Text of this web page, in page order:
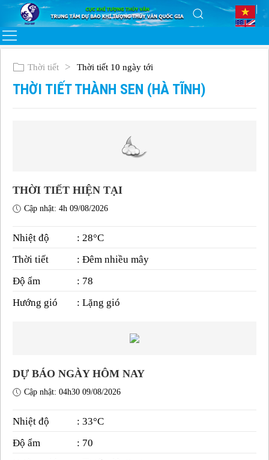
Thời tiết Thời tiết 10 ngày tới
THỜI TIẾT THÀNH SEN (HÀ TĨNH)
THỜI TIẾT HIỆN TẠI
Cập nhật: 4h 09/08/2026
Nhiệt độ
: 28°C
Thời tiết
: Đêm nhiều mây
Độ ẩm
: 78
Hướng gió
: Lặng gió
DỰ BÁO NGÀY HÔM NAY
Cập nhật: 04h30 09/08/2026
Nhiệt độ
: 33°C
Độ ẩm
: 70